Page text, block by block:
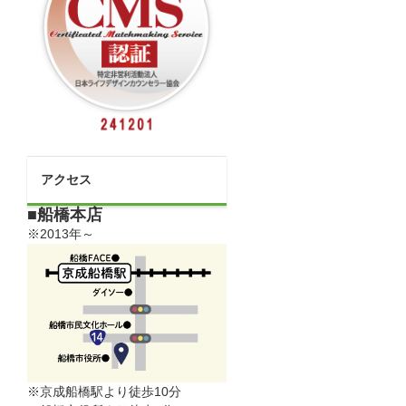
アクセス
■船橋本店
※2013年～
※京成船橋駅より徒歩10分